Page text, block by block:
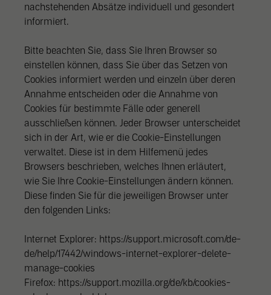
nachstehenden Absätze individuell und gesondert
informiert.
Bitte beachten Sie, dass Sie Ihren Browser so
einstellen können, dass Sie über das Setzen von
Cookies informiert werden und einzeln über deren
Annahme entscheiden oder die Annahme von
Cookies für bestimmte Fälle oder generell
ausschließen können. Jeder Browser unterscheidet
sich in der Art, wie er die Cookie-Einstellungen
verwaltet. Diese ist in dem Hilfemenü jedes
Browsers beschrieben, welches Ihnen erläutert,
wie Sie Ihre Cookie-Einstellungen ändern können.
Diese finden Sie für die jeweiligen Browser unter
den folgenden Links:
Internet Explorer: https://support.microsoft.com/de-
de/help/17442/windows-internet-explorer-delete-
manage-cookies
Firefox: https://support.mozilla.org/de/kb/cookies-